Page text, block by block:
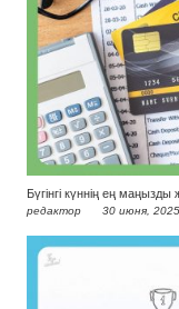
Бүгінгі күннің ең
редактор 30 июня, 2025